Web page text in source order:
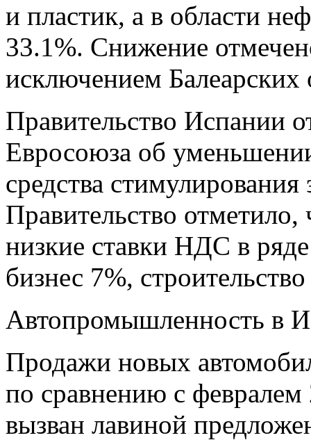
и пластик, а в области
33.1%. Снижение
исключением
Правительство Испании
Евросоюза об
средства
Правительство
низкие ставки НДС в
бизнес 7%,
Автопромышленность в
Продажи новых
по сравнению с февралем
вызван лавиной